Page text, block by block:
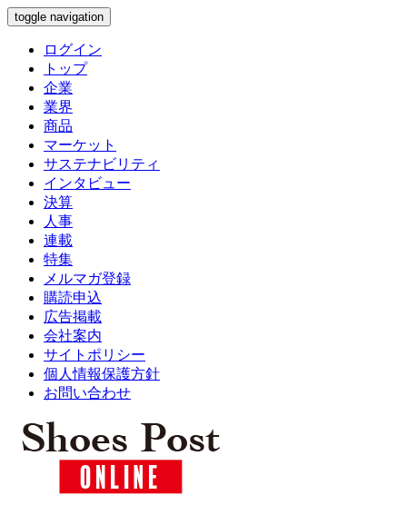
toggle navigation
ログイン
トップ
企業
業界
商品
マーケット
サステナビリティ
インタビュー
決算
人事
連載
特集
メルマガ登録
購読申込
広告掲載
会社案内
サイトポリシー
個人情報保護方針
お問い合わせ